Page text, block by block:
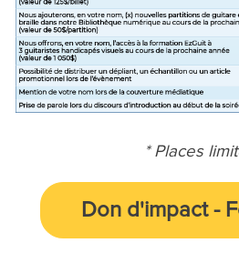
* Places
Don d'impact -